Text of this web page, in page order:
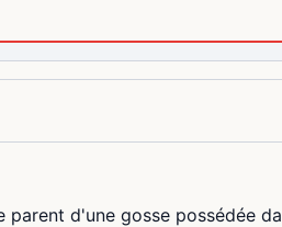
d'une gosse possédée